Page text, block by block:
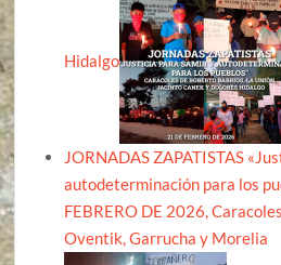
Hidalgo
JORNADAS ZAPATISTAS
autodeterminación para los
FEBRERO DE 2026,
Oventik, Garrucha y Morelia